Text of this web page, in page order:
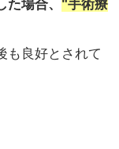
場合、 "手術療
も良好とされて